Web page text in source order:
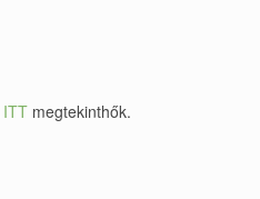
ITT megtekinthők.